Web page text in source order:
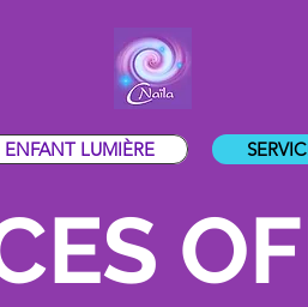
ENFANT LUMIÈRE